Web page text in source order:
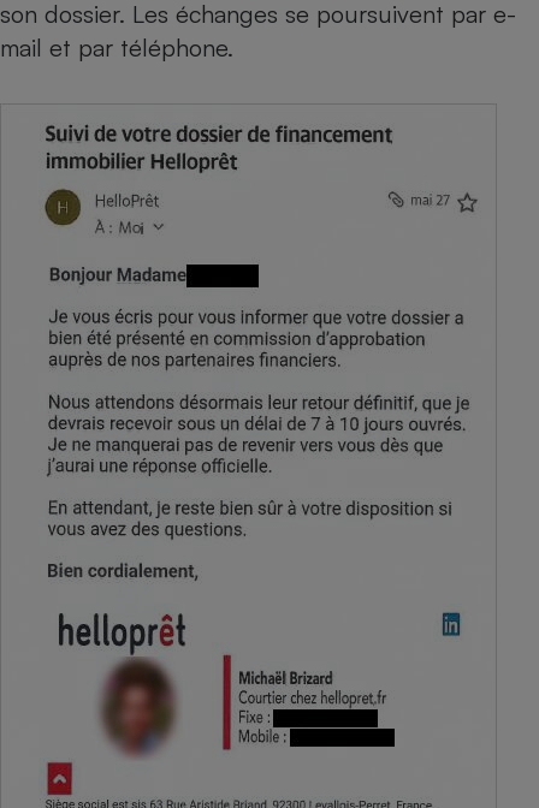
son dossier. Les échanges se poursuivent par e-
mail et par téléphone.